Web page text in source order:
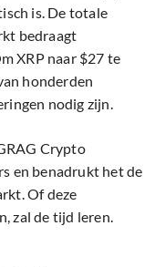
is. De totale
bedraagt
XRP naar $27 te
honderden
nodig zijn.
Crypto
en benadrukt het de
Of deze
zal de tijd leren.